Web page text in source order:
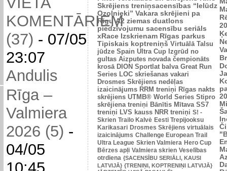
KOMENTĀRIEM
(37) - 07/05
23:07
Andulis
Rīga –
Valmiera
2026 (5) -
04/05
Skrējiens treniņsacensības “Ielūdz
Ozolnieki” Vakara skrējieni pa
Rīgu A2 ziemas duatlons
piedzīvojumu sacensību seriāls
xRace Izskrienam Rīgas parkus
Tipiskais koptreniņš Virtuālā Talsu
jūdze Spain Ultra Cup Izgrūd no
gultas Aizputes novada čempionāts
krosā DION Sportlat balva Great Run
Series LOC skriešanas vakari
Drosmes Skrējiens nedēļas
izaicinājums RRM treniņi Rīgas nakts
skrējiens UTMB® World Series Stipro
skrējiena treniņi Bānītis Mītava SS7
treniņi LVS kauss NRR treniņi S! -
Skrien Trailo Kalvė Eesti Trepijooksu
Karikasari Drosmes Skrējiens virtuālais
izaicinājums Challenge European Trail
Ultra League Skrien Valmiera Hero Cup
Bērzes apļi Valmiera skrien Veselības
otrdiena {SACENSĪBU SERIĀLI, KAUSI
LATVIJĀ} {TRENIŅI, KOPTRENIŅI LATVIJĀ}